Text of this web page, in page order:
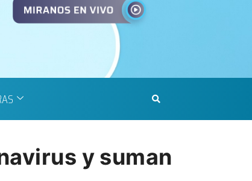
y suman